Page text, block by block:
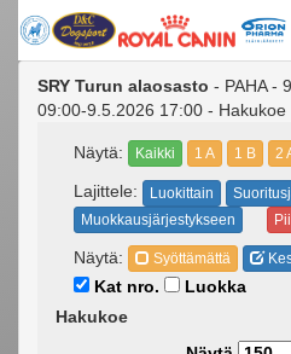
SRY Turun alaosasto - PAHA -
09:00-9.5.2026 17:00 - Hakukoe
Näytä: Kaikki 1 A 1 B 2
Lajittele: Luokittain
Muokkausjärjestykseen
Näytä: Syöttämättä
Kat nro.
Luokka
Hakukoe